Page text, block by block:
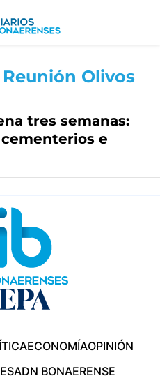
Reunión Olivos
tres semanas:
e
ECONOMÍAOPINIÓN
ADN BONAERENSE